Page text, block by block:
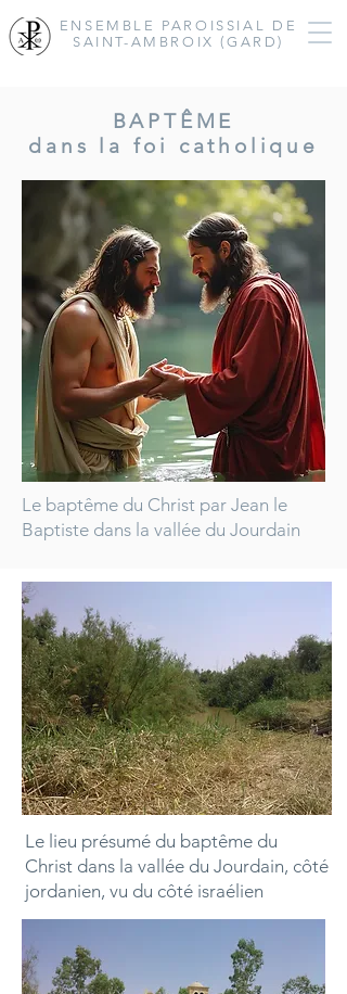
ENSEMBLE PAROISSIAL DE
SAINT-AMBROIX (GARD)
BAPTÊME
dans la foi catholique
Le baptême du Christ par Jean le
Baptiste dans la vallée du Jourdain
Le lieu présumé du baptême du
Christ dans la vallée du Jourdain, côté
jordanien, vu du côté israélien